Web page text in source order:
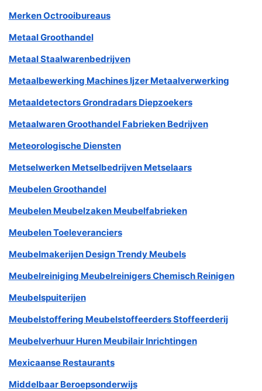
Merken Octrooibureaus
Metaal Groothandel
Metaal Staalwarenbedrijven
Metaalbewerking Machines Ijzer Metaalverwerking
Metaaldetectors Grondradars Diepzoekers
Metaalwaren Groothandel Fabrieken Bedrijven
Meteorologische Diensten
Metselwerken Metselbedrijven Metselaars
Meubelen Groothandel
Meubelen Meubelzaken Meubelfabrieken
Meubelen Toeleveranciers
Meubelmakerijen Design Trendy Meubels
Meubelreiniging Meubelreinigers Chemisch Reinigen
Meubelspuiterijen
Meubelstoffering Meubelstoffeerders Stoffeerderij
Meubelverhuur Huren Meubilair Inrichtingen
Mexicaanse Restaurants
Middelbaar Beroepsonderwijs